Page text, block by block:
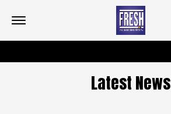
Latest News